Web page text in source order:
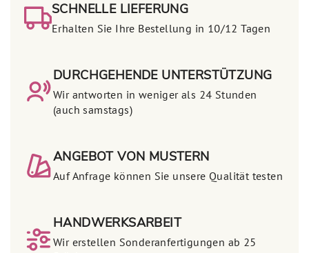
SCHNELLE LIEFERUNG
Erhalten Sie Ihre Bestellung in 10/12 Tagen
DURCHGEHENDE UNTERSTÜTZUNG
Wir antworten in weniger als 24 Stunden
(auch samstags)
ANGEBOT VON MUSTERN
Auf Anfrage können Sie unsere Qualität testen
HANDWERKSARBEIT
Wir erstellen Sonderanfertigungen ab 25